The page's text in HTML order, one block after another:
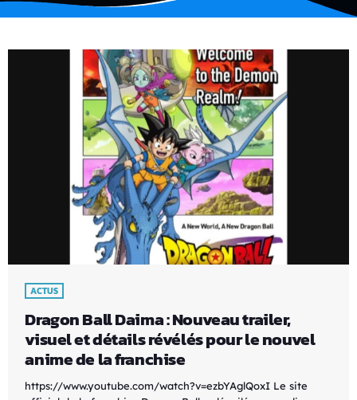
ACTUS
Dragon Ball Daima : Nouveau trailer,
visuel et détails révélés pour le nouvel
anime de la franchise
https://www.youtube.com/watch?v=ezbYAglQoxI Le site